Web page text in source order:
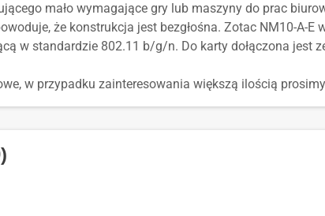
mało wymagające gry lub maszyny do prac
że konstrukcja jest bezgłośna. Zotac NM10-A-
w standardzie 802.11 b/g/n. Do karty dołączona jest
w przypadku zainteresowania większą ilością